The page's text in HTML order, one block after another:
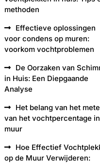
methoden
Effectieve oplossingen
voor condens op muren:
voorkom vochtproblemen
De Oorzaken van
in Huis: Een Diepgaande
Analyse
Het belang van het
van het vochtpercentage
muur
Hoe Effectief
op de Muur Verwijderen: